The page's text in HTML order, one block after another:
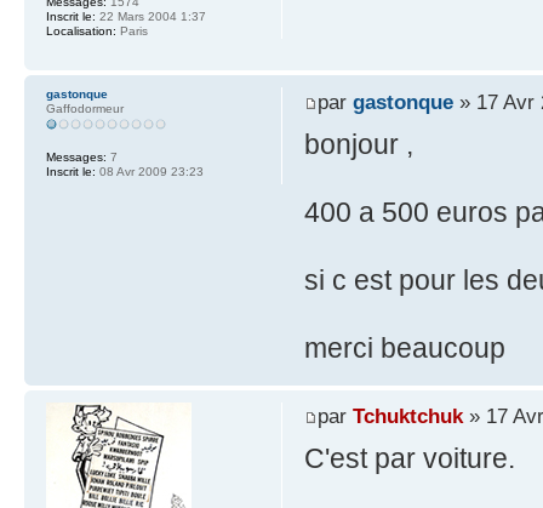
Inscrit le: 22 Mars 2004 1:37
Localisation: Paris
par gastonque» 17 Avr
bonjour ,
400 a 500 euros
si c est pour les
merci beaucoup
gastonque
Gaffodormeur
Messages: 7
Inscrit le: 08 Avr 2009 23:23
par Tchuktchuk» 17
C'est par voiture.